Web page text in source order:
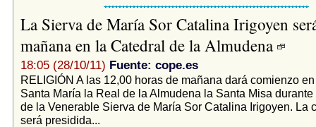
La Sierva de María Sor Catalina Irigoyen
mañana en la Catedral de la Almudena
18:05 (28/10/11) Fuente: cope.es
RELIGIÓN A las 12,00 horas de mañana dará comienzo
Santa María la Real de la Almudena la Santa Misa
de la Venerable Sierva de María Sor Catalina Irigoyen. La
será presidida...